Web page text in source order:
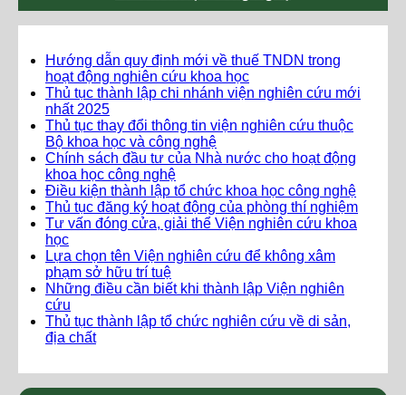
Hướng dẫn quy định mới về thuế TNDN trong
hoạt động nghiên cứu khoa học
Thủ tục thành lập chi nhánh viện nghiên cứu mới
nhất 2025
Thủ tục thay đổi thông tin viện nghiên cứu thuộc
Bộ khoa học và công nghệ
Chính sách đầu tư của Nhà nước cho hoạt động
khoa học công nghệ
Điều kiện thành lập tổ chức khoa học công nghệ
Thủ tục đăng ký hoạt động của phòng thí nghiệm
Tư vấn đóng cửa, giải thể Viện nghiên cứu khoa
học
Lựa chọn tên Viện nghiên cứu để không xâm
phạm sở hữu trí tuệ
Những điều cần biết khi thành lập Viện nghiên
cứu
Thủ tục thành lập tổ chức nghiên cứu về di sản,
địa chất